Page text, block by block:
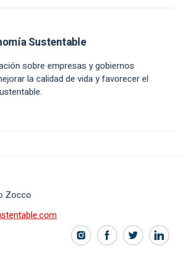
Sustentable
sobre empresas y gobiernos
la calidad de vida y favorecer el
Zocco